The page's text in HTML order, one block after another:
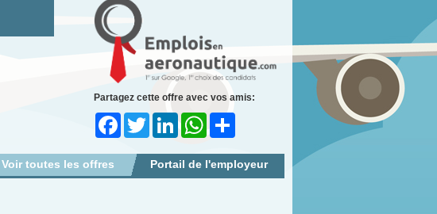
Partagez cette offre avec vos amis:
FacebookTwitter LinkedIn WhatsApp
Portail de l'employeur
Voir toutes les offres